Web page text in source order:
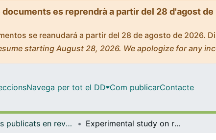
es reprendrà a partir del 28 d'agost
se reanudará a partir del 28 de agosto de 2026.
starting August 28, 2026. We apologize for any
Navega per tot el DD Com publicarContacte
Articles publicats en revistes (Patologia i Terapèutica Experimental) Experimental study on radioactive pathways of hypodermically injected technetium-99m